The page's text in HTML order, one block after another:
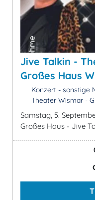
Jive Talkin -
Großes Haus
Konzert - sonstige
Theater Wismar -
Samstag, 5.
Großes Haus - Jive